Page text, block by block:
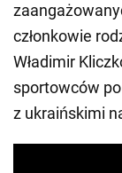
członkowie
Władimir
sportowców
z ukraińskimi